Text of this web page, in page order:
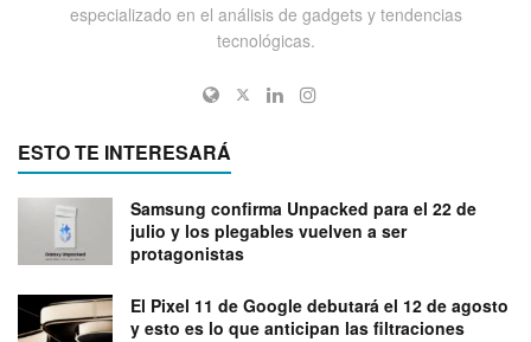
especializado en el análisis de gadgets y tendencias
tecnológicas.
ESTO TE INTERESARÁ
Samsung confirma Unpacked para el 22 de
julio y los plegables vuelven a ser
protagonistas
El Pixel 11 de Google debutará el 12 de agosto
y esto es lo que anticipan las filtraciones